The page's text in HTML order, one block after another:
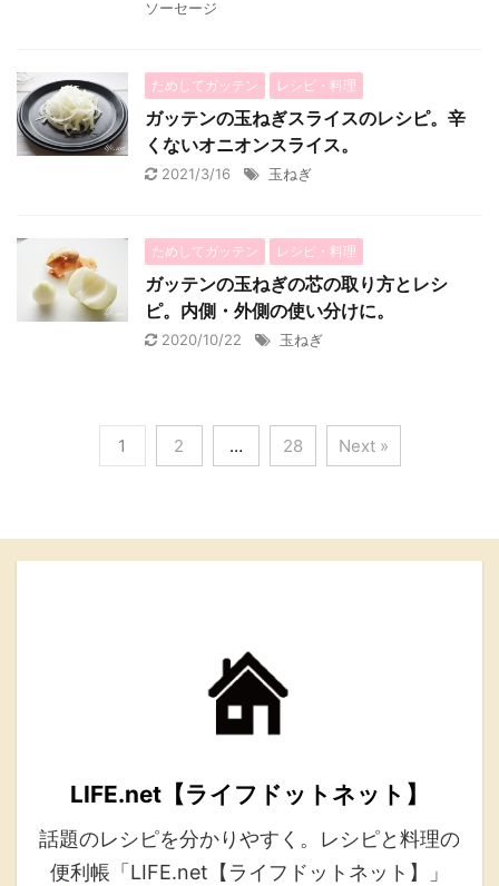
ソーセージ
ためしてガッテン レシピ・料理
ガッテンの玉ねぎスライスのレシピ。辛
くないオニオンスライス。
2021/3/16 玉ねぎ
ためしてガッテン レシピ・料理
ガッテンの玉ねぎの芯の取り方とレシ
ピ。内側・外側の使い分けに。
2020/10/22 玉ねぎ
1 2 … 28 Next »
LIFE.net【ライフドットネット】
話題のレシピを分かりやすく。レシピと料理の
便利帳「LIFE.net【ライフドットネット】」